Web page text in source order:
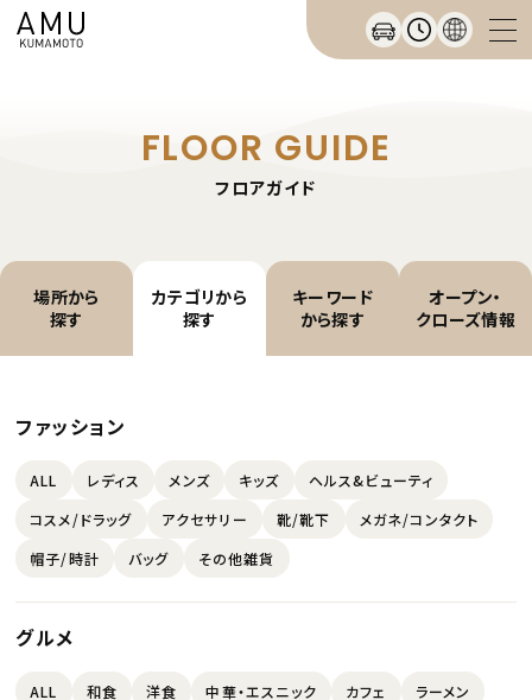
FLOOR GUIDE
フロアガイド
場所から
探す
カテゴリから
探す
キーワード
から探す
オープン・
クローズ情報
ファッション
ALL レディス メンズ キッズ
ヘルス&ビューティ
コスメ/ドラッグ
アクセサリー 靴/靴下
メガネ/コンタクト
帽子/時計
バッグ その他雑貨
グルメ
ALL 和食 洋食 中華・エスニック カフェ
ラーメン